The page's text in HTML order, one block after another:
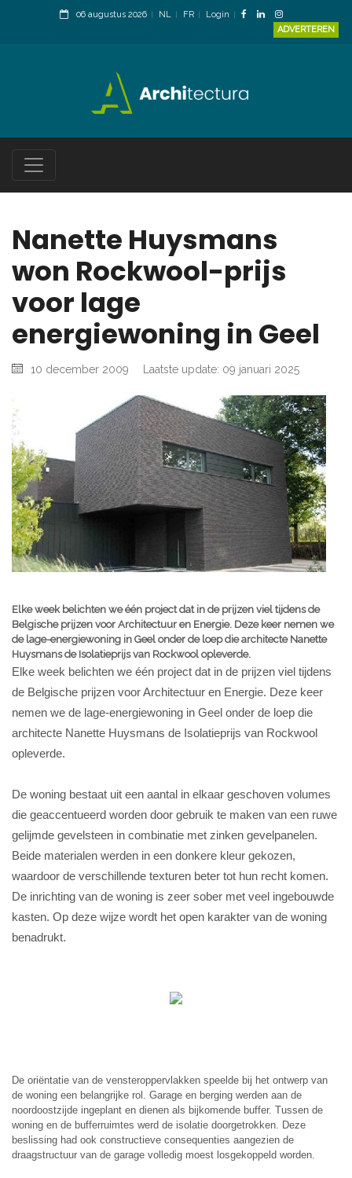
06 augustus 2026 NL FR
Login
ADVERTEREN
Nanette Huysmans
won Rockwool-prijs
voor lage
energiewoning in Geel
10 december 2009 Laatste update: 09 januari 2025
Elke week belichten we één project dat in de prijzen viel tijdens de
Belgische prijzen voor Architectuur en Energie. Deze keer nemen we
de lage-energiewoning in Geel onder de loep die architecte Nanette
Huysmans de Isolatieprijs van Rockwool opleverde.
Elke week belichten we één project dat in de prijzen viel tijdens
de Belgische prijzen voor Architectuur en Energie. Deze keer
nemen we de lage-energiewoning in Geel onder de loep die
architecte Nanette Huysmans de Isolatieprijs van Rockwool
opleverde.
De woning bestaat uit een aantal in elkaar geschoven volumes
die geaccentueerd worden door gebruik te maken van een ruwe
gelijmde gevelsteen in combinatie met zinken gevelpanelen.
Beide materialen werden in een donkere kleur gekozen,
waardoor de verschillende texturen beter tot hun recht komen.
De inrichting van de woning is zeer sober met veel ingebouwde
kasten. Op deze wijze wordt het open karakter van de woning
benadrukt.
De oriëntatie van de vensteroppervlakken speelde bij het ontwerp van
de woning een belangrijke rol. Garage en berging werden aan de
noordoostzijde ingeplant en dienen als bijkomende buffer. Tussen de
woning en de bufferruimtes werd de isolatie doorgetrokken. Deze
beslissing had ook constructieve consequenties aangezien de
draagstructuur van de garage volledig moest losgekoppeld worden.